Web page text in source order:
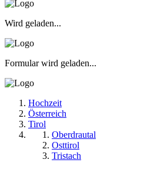
Wird geladen...
Formular wird geladen...
Hochzeit
Österreich
Tirol
Oberdrautal
Osttirol
Tristach